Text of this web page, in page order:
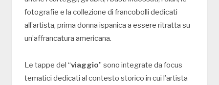
fotografie e la collezione di francobolli dedicati
all’artista, prima donna ispanica a essere ritratta su
un’affrancatura americana.
Le tappe del “viaggio” sono integrate da focus
tematici dedicati al contesto storico in cui l’artista